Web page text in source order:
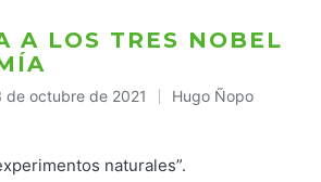
A LOS TRES NOBEL
de octubre de 2021
Publicado
Hugo Ñopo
naturales”.